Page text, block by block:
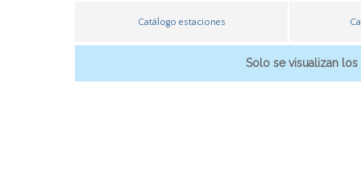
Catálogo estaciones
Solo se visualizan